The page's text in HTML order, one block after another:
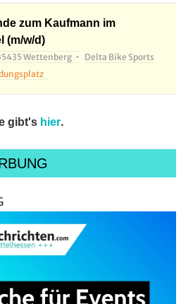
zum Kaufmann im
(m/w/d)
Wettenberg
Delta Bike Sports
gibt's hier.